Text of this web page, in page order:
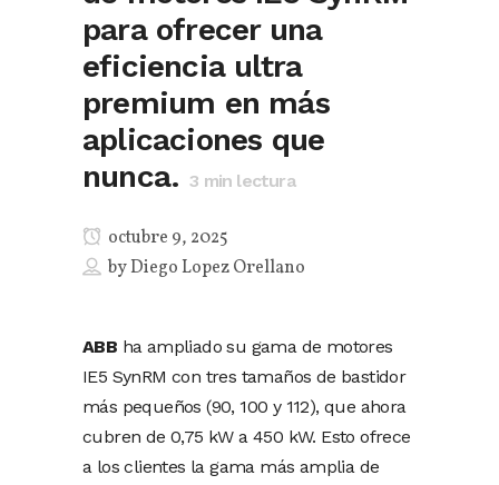
para ofrecer una
eficiencia ultra
premium en más
aplicaciones que
nunca. 3 min lectura
octubre 9, 2025
byDiego Lopez Orellano
ABB ha ampliado su gama de motores
IE5 SynRM con tres tamaños de bastidor
más pequeños (90, 100 y 112), que ahora
cubren de 0,75 kW a 450 kW. Esto ofrece
a los clientes la gama más amplia de